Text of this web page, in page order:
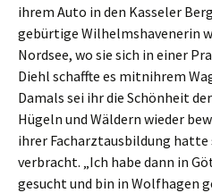
ihrem Auto in den Kasseler
gebürtige Wilhelmshavenerin
Nordsee, wo sie sich in einer
Diehl schaffte es mitnihrem
Damals sei ihr die Schönheit
Hügeln und Wäldern wieder
ihrer Facharztausbildung hatte
verbracht. „Ich habe dann in
gesucht und bin in Wolfhagen